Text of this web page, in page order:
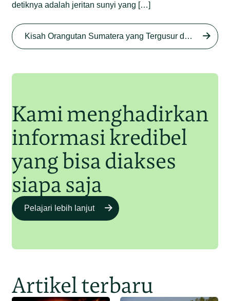
Sumatera di Rawa Tripa
Junaidi Hanafiah 27 Agu 2025
Begini Modus Perburuan
detiknya adalah jeritan sunyi yang […]
Kisah Orangutan Sumatera yang Tergusur dari Rumah Sendiri series
Kami menghadirkan
informasi kredibel
yang bisa diakses
siapa saja
Pelajari lebih lanjut
Artikel terbaru